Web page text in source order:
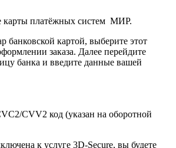
карты платёжных систем МИР.
банковской картой, выберите этот
заказа. Далее перейдите
банка и введите данные вашей
CVV2 код (указан на оборотной
к услуге 3D-Secure, вы будете